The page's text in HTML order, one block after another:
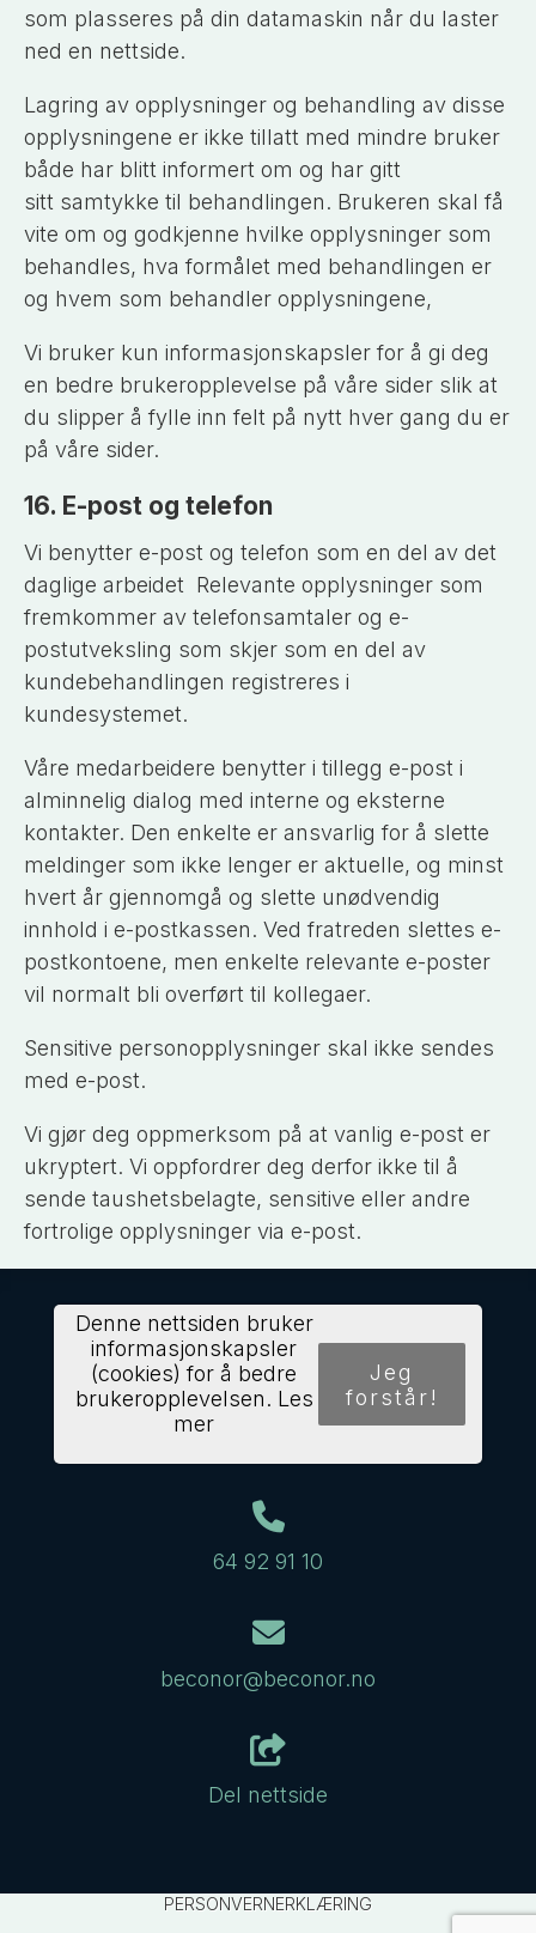
som plasseres på din datamaskin når du laster
ned en nettside.
Lagring av opplysninger og behandling av disse
opplysningene er ikke tillatt med mindre bruker
både har blitt informert om og har gitt
sitt samtykke til behandlingen. Brukeren skal få
vite om og godkjenne hvilke opplysninger som
behandles, hva formålet med behandlingen er
og hvem som behandler opplysningene,
Vi bruker kun informasjonskapsler for å gi deg
en bedre brukeropplevelse på våre sider slik at
du slipper å fylle inn felt på nytt hver gang du er
på våre sider.
16. E-post og telefon
Vi benytter e-post og telefon som en del av det
daglige arbeidet Relevante opplysninger som
fremkommer av telefonsamtaler og e-
postutveksling som skjer som en del av
kundebehandlingen registreres i
kundesystemet.
Våre medarbeidere benytter i tillegg e-post i
alminnelig dialog med interne og eksterne
kontakter. Den enkelte er ansvarlig for å slette
meldinger som ikke lenger er aktuelle, og minst
hvert år gjennomgå og slette unødvendig
innhold i e-postkassen. Ved fratreden slettes e-
postkontoene, men enkelte relevante e-poster
vil normalt bli overført til kollegaer.
Sensitive personopplysninger skal ikke sendes
med e-post.
Vi gjør deg oppmerksom på at vanlig e-post er
ukryptert. Vi oppfordrer deg derfor ikke til å
sende taushetsbelagte, sensitive eller andre
fortrolige opplysninger via e-post.
Beconor AS
Bruseveien 1
64 92 91 10
beconor@beconor.no
Del nettside
Denne nettsiden bruker
informasjonskapsler
(cookies) for å bedre
brukeropplevelsen. Les
mer
Jeg
forstår!
PERSONVERNERKLÆRING